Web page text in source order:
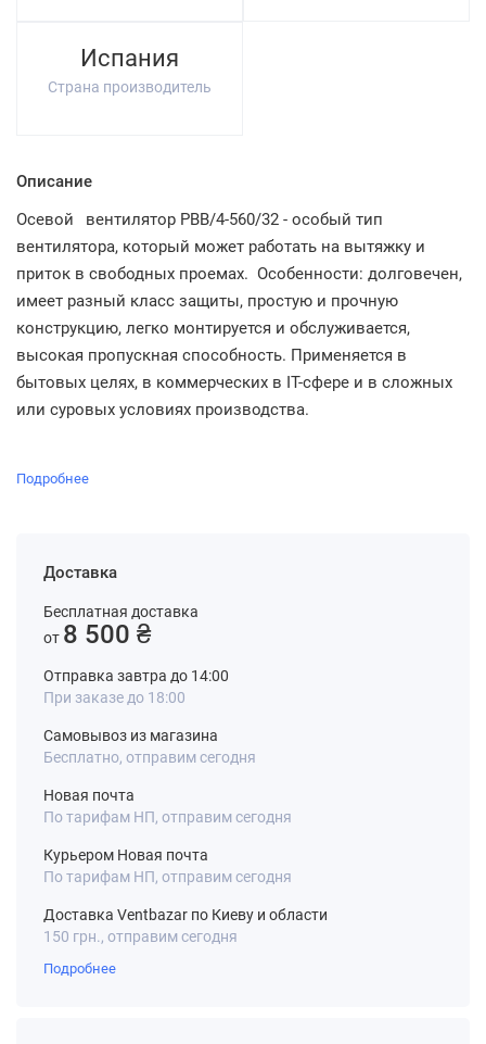
Испания
Страна производитель
Описание
Осевой
вентилятор PBB/4-560/32 - особый тип
вентилятора, который может работать на вытяжку и
приток в свободных проемах. Особенности: долговечен,
имеет разный класс защиты, простую и прочную
конструкцию, легко монтируется и обслуживается,
высокая пропускная способность. Применяется в
бытовых целях, в коммерческих в IT-сфере и в сложных
или суровых условиях производства.
Подробнее
Доставка
Бесплатная доставка
от 8 500 ₴
Отправка завтра до 14:00
При заказе до 18:00
Самовывоз из магазина
Бесплатно, отправим сегодня
Новая почта
По тарифам НП, отправим сегодня
Курьером Новая почта
По тарифам НП, отправим сегодня
Доставка Ventbazar по Киеву и области
150 грн., отправим сегодня
Подробнее